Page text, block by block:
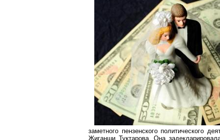
заметного пензенского политического
Жиганши Туктарова. Она